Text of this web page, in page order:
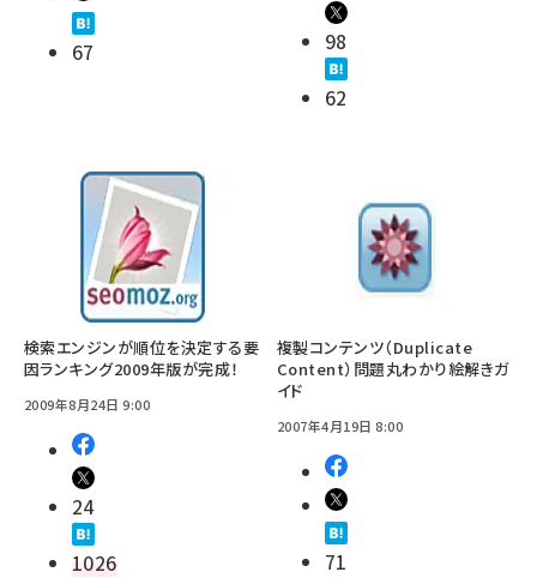
67
98
62
検索エンジンが順位を決定する要
因ランキング2009年版が完成！
2009年8月24日 9:00
24
1026
複製コンテンツ（Duplicate
Content）問題丸わかり絵解きガ
イド
2007年4月19日 8:00
71